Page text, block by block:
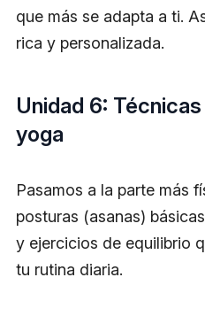
que más se adapta a ti.
rica y personalizada.
Unidad 6:
yoga
Pasamos a la parte más
posturas (asanas)
y ejercicios de equilibrio
tu rutina diaria.